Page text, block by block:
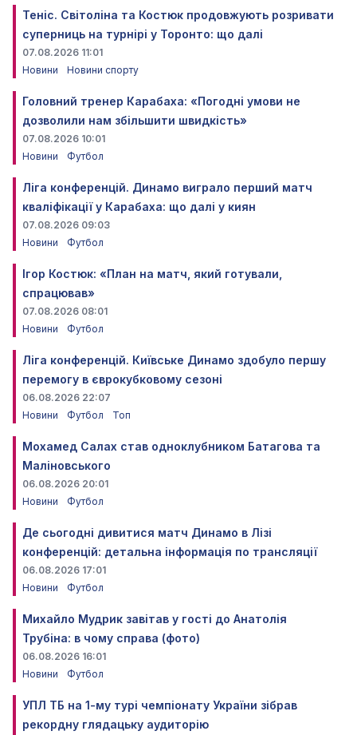
Теніс. Світоліна та Костюк продовжують розривати
суперниць на турнірі у Торонто: що далі
07.08.2026 11:01
Новини
Новини спорту
Головний тренер Карабаха: «Погодні умови не
дозволили нам збільшити швидкість»
07.08.2026 10:01
Новини
Футбол
Ліга конференцій. Динамо виграло перший матч
кваліфікації у Карабаха: що далі у киян
07.08.2026 09:03
Новини
Футбол
Ігор Костюк: «План на матч, який готували,
спрацював»
07.08.2026 08:01
Новини
Футбол
Ліга конференцій. Київське Динамо здобуло першу
перемогу в єврокубковому сезоні
06.08.2026 22:07
Новини
Футбол Топ
Мохамед Салах став одноклубником Батагова та
Маліновського
06.08.2026 20:01
Новини
Футбол
Де сьогодні дивитися матч Динамо в Лізі
конференцій: детальна інформація по трансляції
06.08.2026 17:01
Новини
Футбол
Михайло Мудрик завітав у гості до Анатолія
Трубіна: в чому справа (фото)
06.08.2026 16:01
Новини
Футбол
УПЛ ТБ на 1-му турі чемпіонату України зібрав
рекордну глядацьку аудиторію